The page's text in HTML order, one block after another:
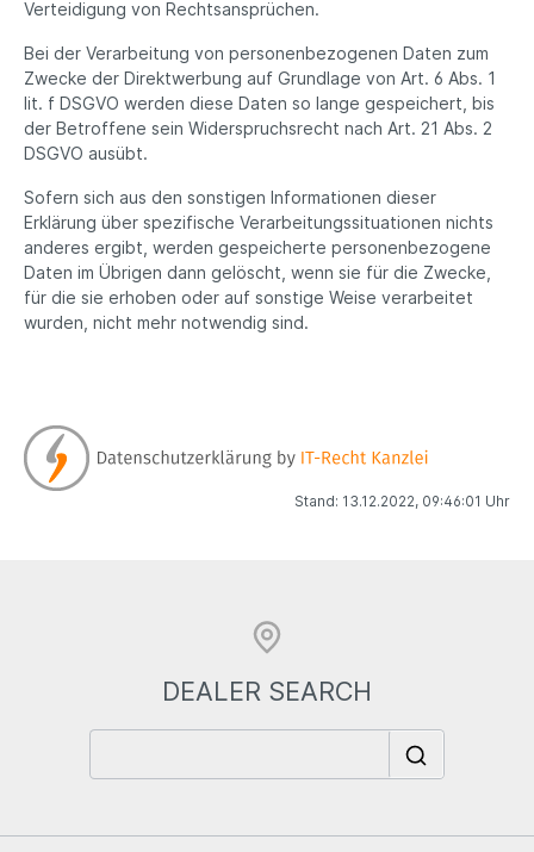
Verteidigung von Rechtsansprüchen.
Bei der Verarbeitung von personenbezogenen Daten zum
Zwecke der Direktwerbung auf Grundlage von Art. 6 Abs. 1
lit. f DSGVO werden diese Daten so lange gespeichert, bis
der Betroffene sein Widerspruchsrecht nach Art. 21 Abs. 2
DSGVO ausübt.
Sofern sich aus den sonstigen Informationen dieser
Erklärung über spezifische Verarbeitungssituationen nichts
anderes ergibt, werden gespeicherte personenbezogene
Daten im Übrigen dann gelöscht, wenn sie für die Zwecke,
für die sie erhoben oder auf sonstige Weise verarbeitet
wurden, nicht mehr notwendig sind.
Stand: 13.12.2022, 09:46:01 Uhr
DEALER SEARCH